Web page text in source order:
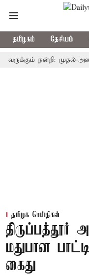
தமிழகம் தேசியம்
நன்றி: முதல்-அமைச்சர்
தமிழக செய்திகள்
திருப்பத்தூர்
மதுபான
கைது